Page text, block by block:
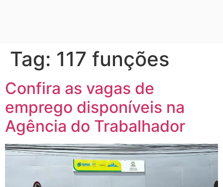
Tag: 117 funções
Confira as vagas de
emprego disponíveis na
Agência do Trabalhador